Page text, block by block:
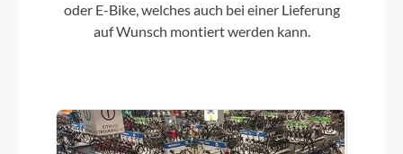
Kassette
Shimano LG400-10 / 11-43
Lenker
KTM Line rizer20 640mm
oder E-Bike, welches auch bei einer Lieferung
auf Wunsch montiert werden kann.